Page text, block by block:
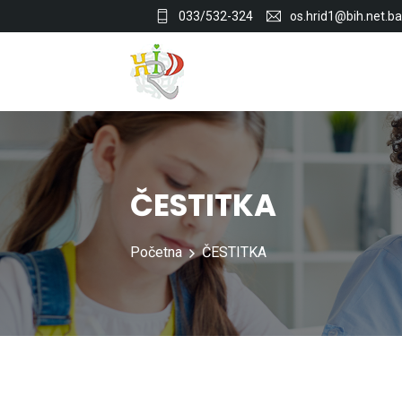
033/532-324 os.hrid1@bih.net.ba
ČESTITKA
Početna ČESTITKA